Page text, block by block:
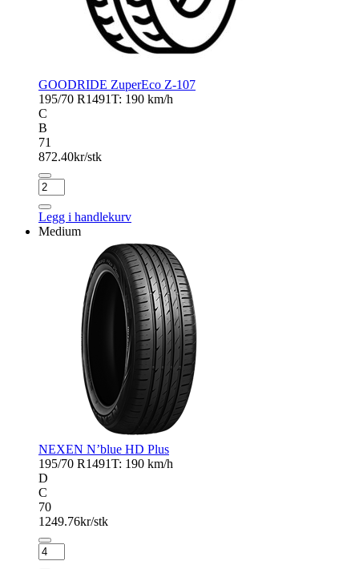
GOODRIDE ZuperEco Z-107
195/70 R1491T: 190 km/h
C
B
71
872.40kr/stk
GOODRIDE
ZuperEco
Z-
107
Legg i handlekurv
Medium
NEXEN N’blue HD Plus
195/70 R1491T: 190 km/h
D
C
70
1249.76kr/stk
NEXEN
N'blue